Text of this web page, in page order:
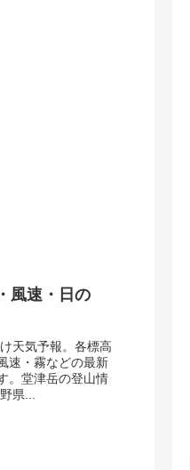
風速・日の
天気予報。各標高
速・霧などの最新
。堂津岳の登山情
県...